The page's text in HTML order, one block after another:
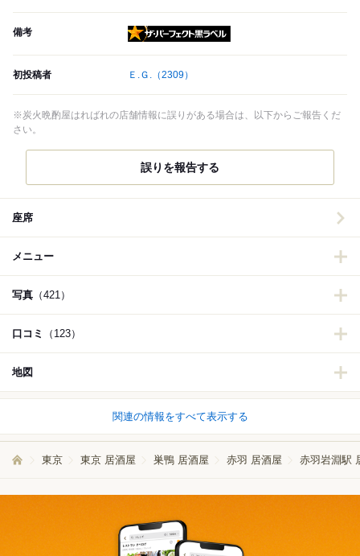
備考
初投稿者 Ｅ.Ｇ. （2309）
※炭火晩酌屋はればれの店舗情報に誤りがある場合は、以下からご報告くだ
さい。
誤りを報告する
座席
メニュー
写真 （421）
口コミ （123）
地図
関連の情報をすべて表示する
東京 東京 居酒屋 巣鴨 居酒屋 赤羽 居酒屋 赤羽岩淵駅